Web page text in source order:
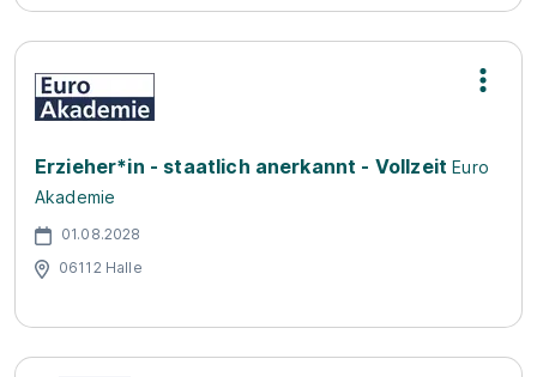
Erzieher*in - staatlich anerkannt - Vollzeit Euro
Akademie
01.08.2028
06112 Halle